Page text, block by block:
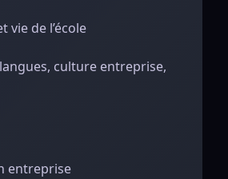
vie de l’école
culture entreprise,
entreprise